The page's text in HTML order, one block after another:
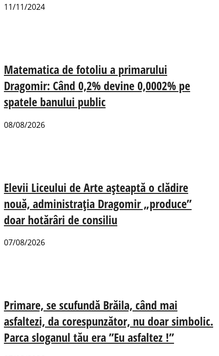
11/11/2024
Matematica de fotoliu a primarului
Dragomir: Când 0,2% devine 0,0002% pe
spatele banului public
08/08/2026
Elevii Liceului de Arte așteaptă o clădire
nouă, administrația Dragomir „produce”
doar hotărâri de consiliu
07/08/2026
Primare, se scufundă Brăila, când mai
asfaltezi, da corespunzător, nu doar simbolic.
Parca sloganul tău era ”Eu asfaltez !”